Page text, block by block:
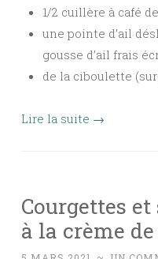
1/2 cuillère à café
une pointe d’ail
gousse d’ail frais
de la ciboulette
Lire la suite →
Courgettes
à la crème